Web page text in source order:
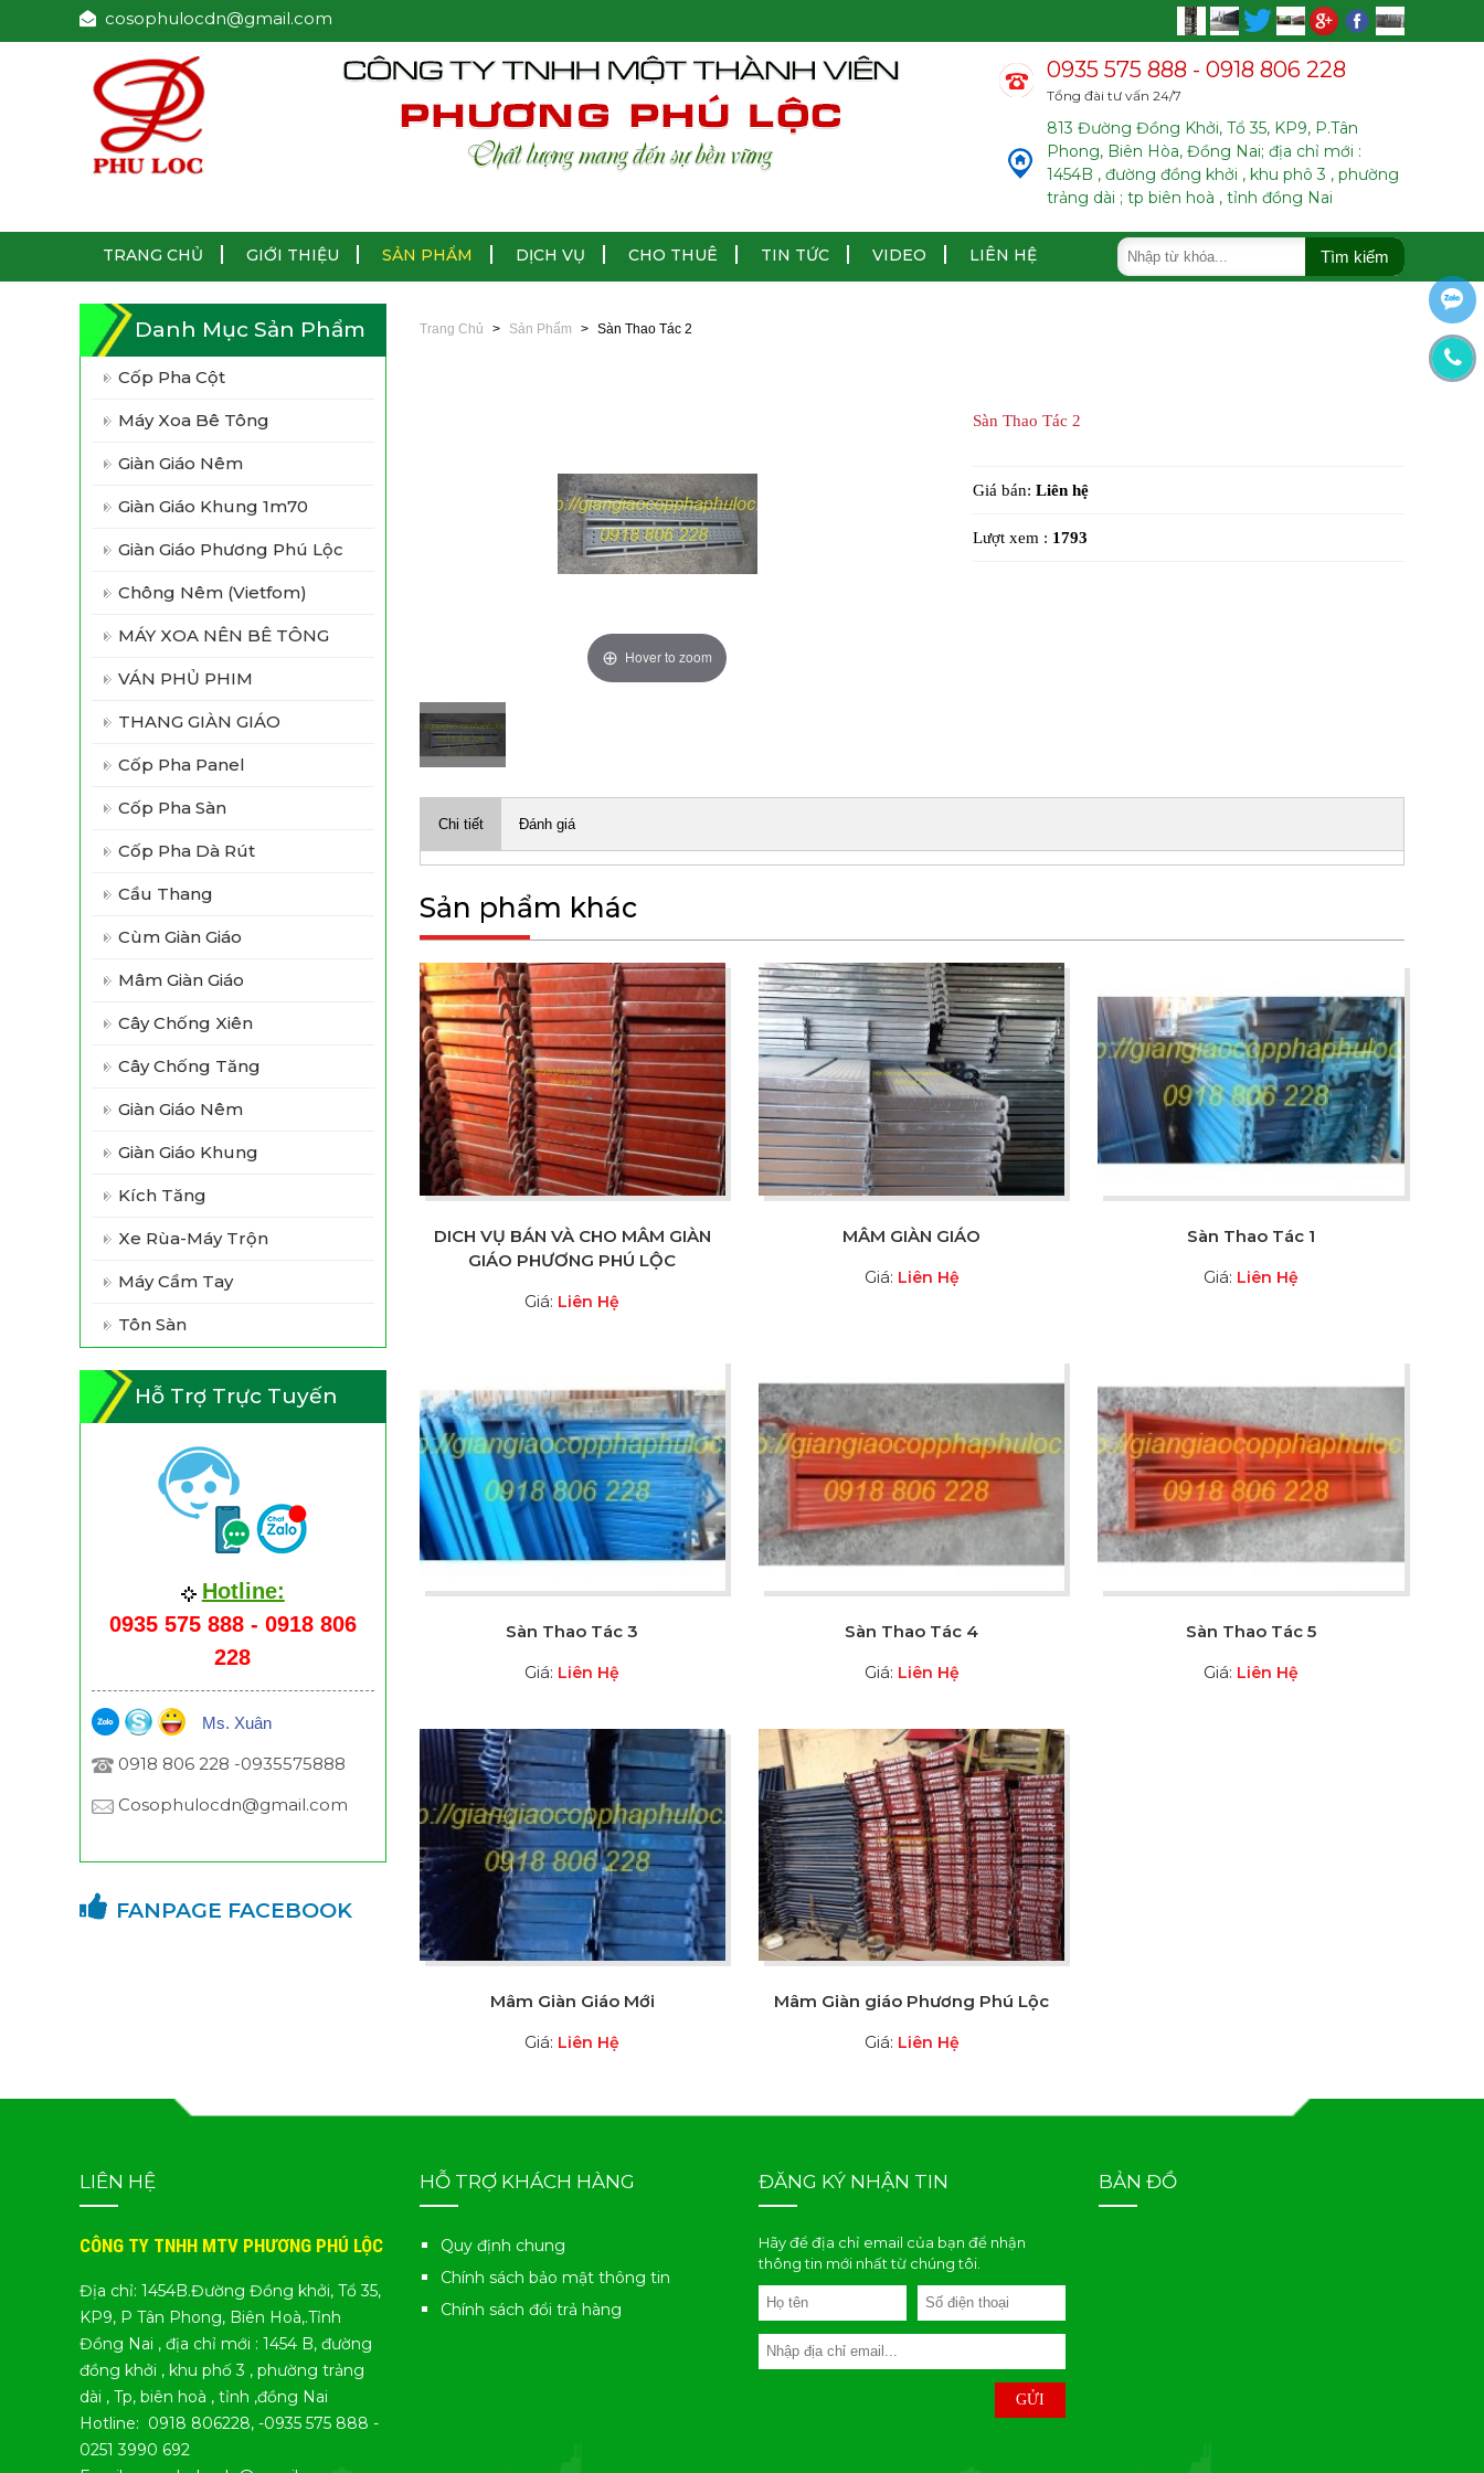
cosophulocdn@gmail.com
0935 575 888 - 0918 806 228
Tổng đài tư vấn 24/7
813 Đường Đồng Khởi, Tổ 35, KP9, P.Tân
Phong, Biên Hòa, Đồng Nai; địa chỉ mới :
1454B , đường đồng khởi , khu phô 3 , phường
trảng dài ; tp biên hoà , tỉnh đồng Nai
TRANG CHỦ GIỚI THIỆU SẢN PHẨM DỊCH VỤ CHO THUÊ TIN TỨC VIDEO LIÊN HỆ Tìm kiếm
Danh Mục Sản Phẩm
Cốp Pha Cột
Máy Xoa Bê Tông
Giàn Giáo Nêm
Giàn Giáo Khung 1m70
Giàn Giáo Phương Phú Lộc
Chông Nêm (vietfom)
MÁY XOA NÊN BÊ TÔNG
VÁN PHỦ PHIM
THANG GIÀN GIÁO
Cốp Pha Panel
Cốp Pha Sàn
Cốp Pha Dà Rút
Cầu Thang
Cùm Giàn Giáo
Mâm Giàn Giáo
Cây Chống Xiên
Cây Chống Tăng
Giàn Giáo Nêm
Giàn Giáo Khung
Kích Tăng
Xe Rùa-Máy Trộn
Máy Cầm Tay
Tôn Sàn
Hỗ Trợ Trực Tuyến
Hotline:
0935 575 888 - 0918 806
228
Ms. Xuân
0918 806 228 -0935575888
Cosophulocdn@gmail.com
FANPAGE FACEBOOK
Trang Chủ Sản Phẩm Sàn Thao Tác 2
Hover to zoom
Sàn Thao Tác 2
Giá bán: Liên hệ
Lượt xem : 1793
Chi tiết Đánh giá
Sản phẩm khác
DICH VỤ BÁN VÀ CHO MÂM GIÀN
GIÁO PHƯƠNG PHÚ LỘC
Giá: Liên Hệ
MÂM GIÀN GIÁO
Giá: Liên Hệ
Sàn Thao Tác 1
Giá: Liên Hệ
Sàn Thao Tác 3
Giá: Liên Hệ
Sàn Thao Tác 4
Giá: Liên Hệ
Sàn Thao Tác 5
Giá: Liên Hệ
Mâm Giàn Giáo Mới
Giá: Liên Hệ
Mâm Giàn giáo Phương Phú Lộc
Giá: Liên Hệ
LIÊN HỆ
CÔNG TY TNHH MTV PHƯƠNG PHÚ LỘC
Địa chỉ: 1454B.Đường Đồng khởi, Tổ 35,
KP9, P Tân Phong, Biên Hoà,.Tỉnh
Đồng Nai , địa chỉ mới : 1454 B, đường
đồng khởi , khu phố 3 , phường trảng
dài , Tp, biên hoà , tỉnh ,đồng Nai
Hotline: 0918 806228, -0935 575 888 -
0251 3990 692
HỖ TRỢ KHÁCH HÀNG
Quy định chung
Chính sách bảo mật thông tin
Chính sách đổi trả hàng
ĐĂNG KÝ NHẬN TIN
Hãy để địa chỉ email của bạn để nhận
thông tin mới nhất từ chúng tôi.
GỬI
BẢN ĐỒ